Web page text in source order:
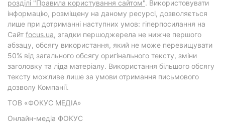
розділі "Правила користування сайтом". Використовувати
інформацію, розміщену на даному ресурсі, дозволяється
лише при дотриманні наступних умов: гіперпосилання на
Cайт focus.ua, згадки першоджерела не нижче першого
абзацу, обсягу використання, який не може перевищувати
50% від загального обсягу оригінального тексту, зміни
заголовку та ліда матеріалу. Використання більшого обсягу
тексту можливе лише за умови отримання письмового
дозволу Компанії.
ТОВ «ФОКУС МЕДІА»
Онлайн-медіа ФОКУС